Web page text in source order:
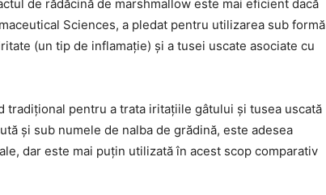
de rădăcină de marshmallow este mai eficient dacă
Sciences, a pledat pentru utilizarea sub formă
(un tip de inflamație) și a tusei uscate asociate cu
pentru a trata iritațiile gâtului și tusea uscată
și sub numele de nalba de grădină, este adesea
dar este mai puțin utilizată în acest scop comparativ